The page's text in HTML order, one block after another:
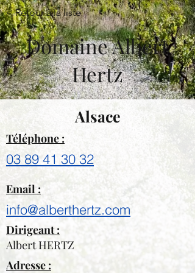
< Retour à la liste
Domaine Albert
Hertz
Alsace
Téléphone :
03 89 41 30 32
Email :
info@alberthertz.com
Dirigeant :
Albert HERTZ
Adresse :